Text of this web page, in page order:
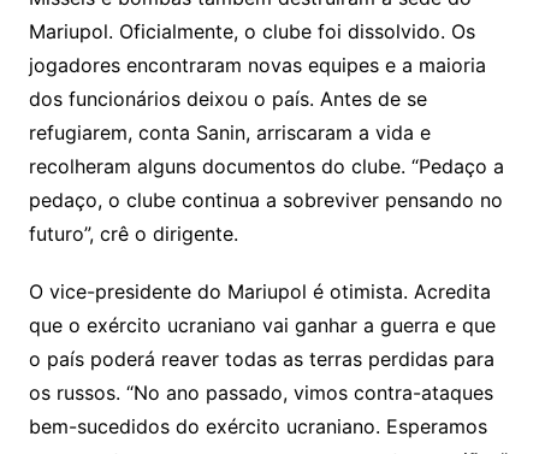
Mariupol. Oficialmente, o clube foi dissolvido. Os
jogadores encontraram novas equipes e a maioria
dos funcionários deixou o país. Antes de se
refugiarem, conta Sanin, arriscaram a vida e
recolheram alguns documentos do clube. “Pedaço a
pedaço, o clube continua a sobreviver pensando no
futuro”, crê o dirigente.
O vice-presidente do Mariupol é otimista. Acredita
que o exército ucraniano vai ganhar a guerra e que
o país poderá reaver todas as terras perdidas para
os russos. “No ano passado, vimos contra-ataques
bem-sucedidos do exército ucraniano. Esperamos